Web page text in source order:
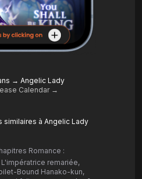
→ Angelic Lady
Calendar →
similaires à Angelic Lady
Romance :
remariée,
Bound Hanako-kun,